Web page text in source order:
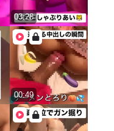
03:28
00:49